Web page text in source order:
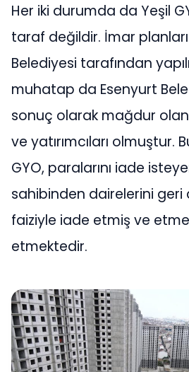
Her iki durumda da Yeşil
taraf değildir. İmar
Belediyesi tarafından
muhatap da Esenyurt
sonuç olarak mağdur
ve yatırımcıları olmuştur.
GYO, paralarını iade
sahibinden dairelerini geri
faiziyle iade etmiş ve
etmektedir.